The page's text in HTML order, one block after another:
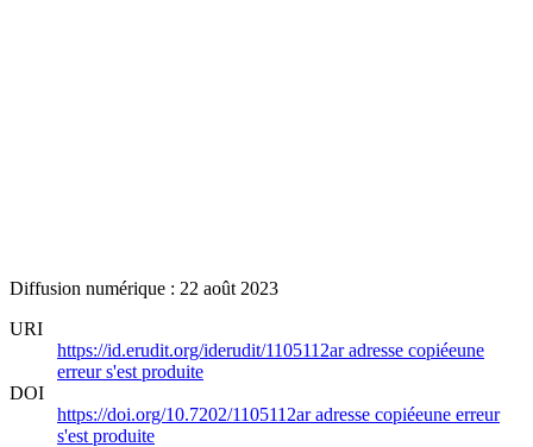
Diffusion numérique : 22 août 2023
URI
https://id.erudit.org/iderudit/1105112aradresse copiéeune
erreur s'est produite
DOI
https://doi.org/10.7202/1105112aradresse copiéeune erreur
s'est produite